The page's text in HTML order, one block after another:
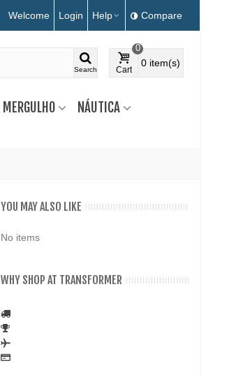
Welcome Login Help Compare
Search Cart
0
0 item(s)
MERGULHO
NÁUTICA
YOU MAY ALSO LIKE
No items
WHY SHOP AT TRANSFORMER